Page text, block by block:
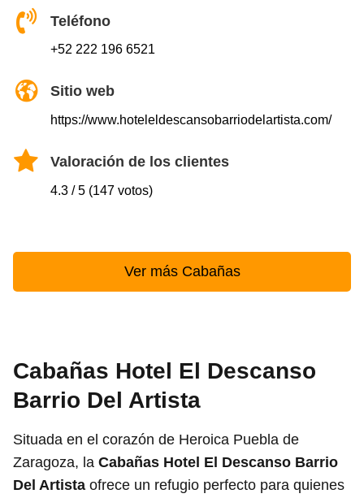
Teléfono
+52 222 196 6521
Sitio web
https://www.hoteleldescansobarriodelartista.com/
Valoración de los clientes
4.3 / 5 (147 votos)
Ver más Cabañas
Cabañas Hotel El Descanso
Barrio Del Artista
Situada en el corazón de Heroica Puebla de
Zaragoza, la Cabañas Hotel El Descanso Barrio
Del Artista ofrece un refugio perfecto para quienes